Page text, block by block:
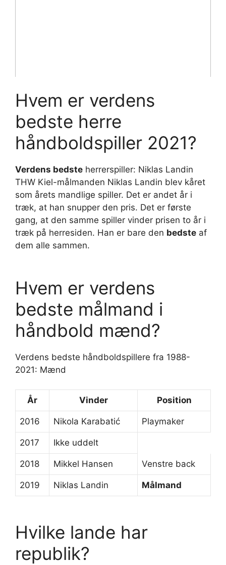
Hvem er verdens
bedste herre
håndboldspiller 2021?
Verdens bedste herrerspiller: Niklas Landin
THW Kiel-målmanden Niklas Landin blev kåret
som årets mandlige spiller. Det er andet år i
træk, at han snupper den pris. Det er første
gang, at den samme spiller vinder prisen to år i
træk på herresiden. Han er bare den bedste af
dem alle sammen.
Hvem er verdens
bedste målmand i
håndbold mænd?
Verdens bedste håndboldspillere fra 1988-
2021: Mænd
År Vinder Position
2016 Nikola Karabatić Playmaker
2017 Ikke uddelt
2018 Mikkel Hansen Venstre back
2019 Niklas Landin Målmand
Hvilke lande har
republik?